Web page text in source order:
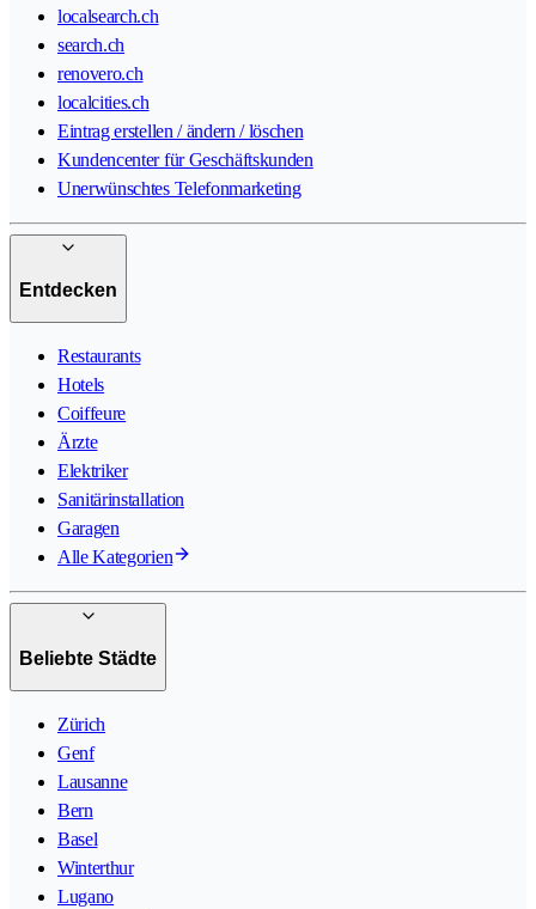
localsearch.ch
search.ch
renovero.ch
localcities.ch
Eintrag erstellen / ändern / löschen
Kundencenter für Geschäftskunden
Unerwünschtes Telefonmarketing
Entdecken
Restaurants
Hotels
Coiffeure
Ärzte
Elektriker
Sanitärinstallation
Garagen
Alle Kategorien
Beliebte Städte
Zürich
Genf
Lausanne
Bern
Basel
Winterthur
Lugano